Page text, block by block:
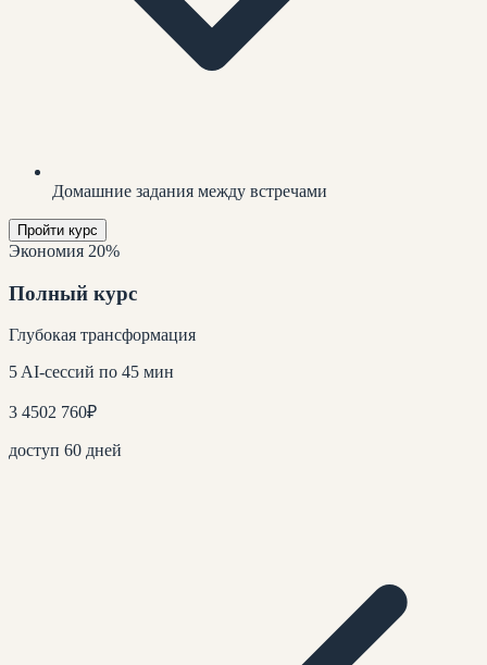
Домашние задания между встречами
Пройти курс
Экономия 20%
Полный курс
Глубокая трансформация
5 AI-сессий по 45 мин
3 4502 760₽
доступ 60 дней